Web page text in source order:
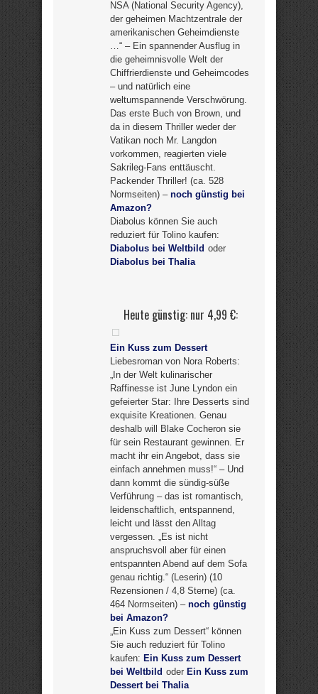
NSA (National Security Agency),
der geheimen Machtzentrale der
amerikanischen Geheimdienste
…“ – Ein spannender Ausflug in
die geheimnisvolle Welt der
Chiffrierdienste und Geheimcodes
– und natürlich eine
weltumspannende Verschwörung.
Das erste Buch von Brown, und
da in diesem Thriller weder der
Vatikan noch Mr. Langdon
vorkommen, reagierten viele
Sakrileg-Fans enttäuscht.
Packender Thriller! (ca. 528
Normseiten) – noch günstig bei
Amazon?
Diabolus können Sie auch
reduziert für Tolino kaufen:
Diabolus bei Weltbild oder
Diabolus bei Thalia
Heute günstig: nur 4,99 €:
Ein Kuss zum Dessert
Liebesroman von Nora Roberts:
„In der Welt kulinarischer
Raffinesse ist June Lyndon ein
gefeierter Star: Ihre Desserts sind
exquisite Kreationen. Genau
deshalb will Blake Cocheron sie
für sein Restaurant gewinnen. Er
macht ihr ein Angebot, dass sie
einfach annehmen muss!“ – Und
dann kommt die sündig-süße
Verführung – das ist romantisch,
leidenschaftlich, entspannend,
leicht und lässt den Alltag
vergessen. „Es ist nicht
anspruchsvoll aber für einen
entspannten Abend auf dem Sofa
genau richtig.“ (Leserin) (10
Rezensionen / 4,8 Sterne) (ca.
464 Normseiten) – noch günstig
bei Amazon?
„Ein Kuss zum Dessert“ können
Sie auch reduziert für Tolino
kaufen: Ein Kuss zum Dessert
bei Weltbild oder Ein Kuss zum
Dessert bei Thalia